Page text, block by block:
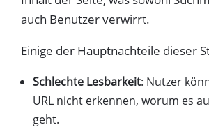
auch Benutzer verwirrt.
Einige der Hauptnachteile dieser
Schlechte Lesbarkeit: Nutzer
URL nicht erkennen, worum es
geht.